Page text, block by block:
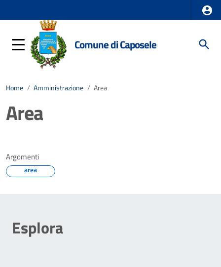
Comune di Caposele
Home / Amministrazione / Area
Area
Argomenti
area
Esplora